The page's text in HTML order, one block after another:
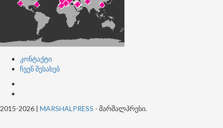
კონტაქტი
ჩვენ შესახებ
2015-2026 | MARSHALPRESS - მარშალპრესი.